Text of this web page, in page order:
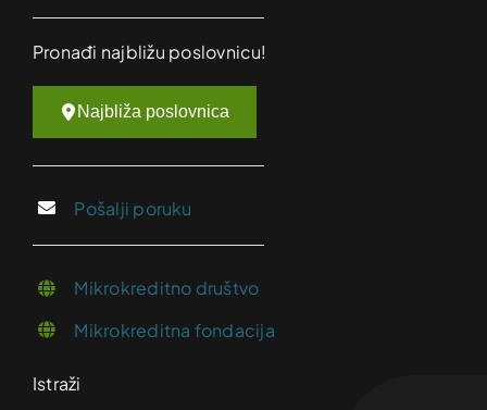
Pronađi najbližu poslovnicu!
Najbliža poslovnica
Pošalji poruku
Mikrokreditno društvo
Mikrokreditna fondacija
Istraži